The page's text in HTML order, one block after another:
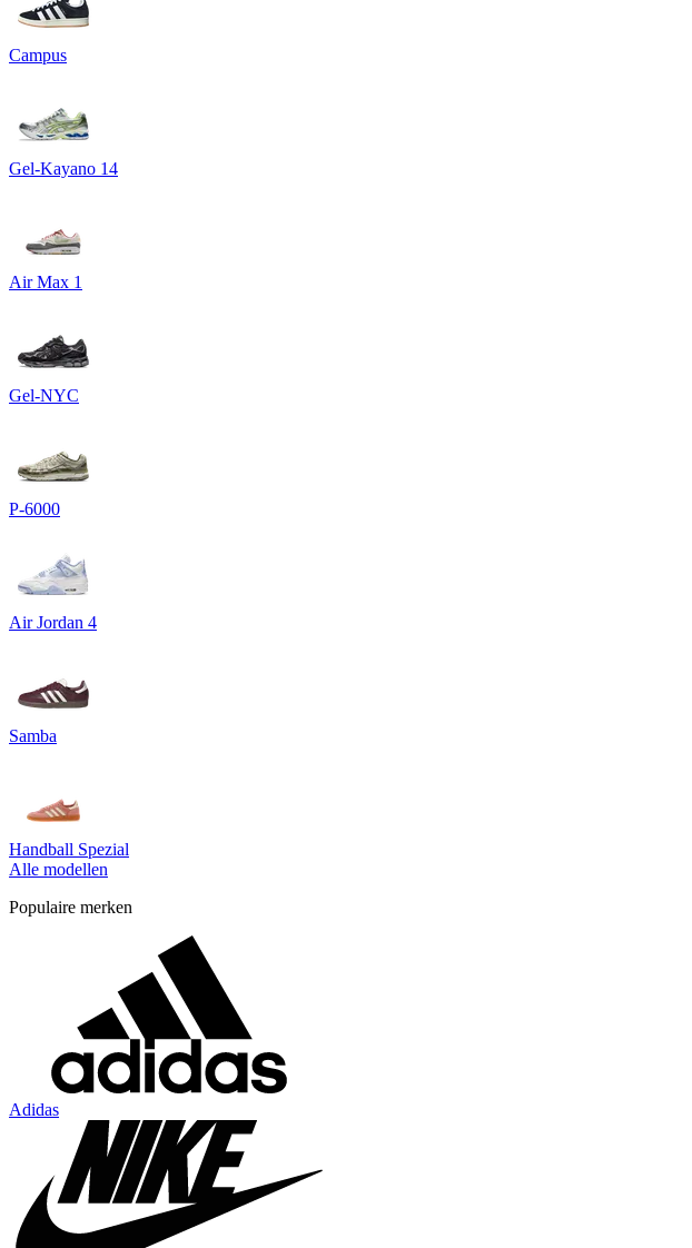
Campus
Gel-Kayano 14
Air Max 1
Gel-NYC
P-6000
Air Jordan 4
Samba
Handball Spezial
Alle modellen
Populaire merken
Adidas